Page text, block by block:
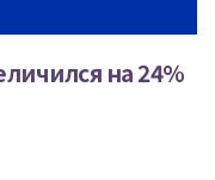
на 24%